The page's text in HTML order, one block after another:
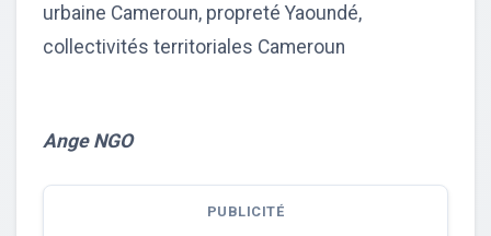
urbaine Cameroun, propreté Yaoundé,
collectivités territoriales Cameroun
Ange NGO
PUBLICITÉ